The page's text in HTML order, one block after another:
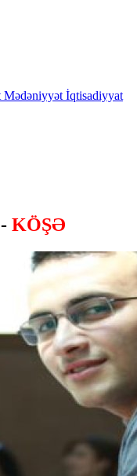
Mədəniyyət İqtisadiyyat
KÖŞƏ